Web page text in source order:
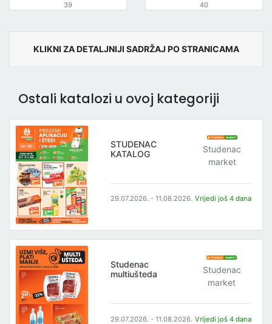
39 40
KLIKNI ZA DETALJNIJI SADRŽAJ PO STRANICAMA
Ostali katalozi u ovoj kategoriji
STUDENAC
KATALOG
Studenac
market
29.07.2026. - 11.08.2026. Vrijedi još 4 dana
Studenac
multiušteda
Studenac
market
29.07.2026. - 11.08.2026. Vrijedi još 4 dana